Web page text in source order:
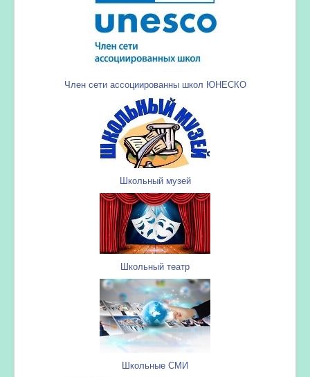
Член сети ассоциированны школ ЮНЕСКО
Школьный музей
Школьный театр
Школьные СМИ